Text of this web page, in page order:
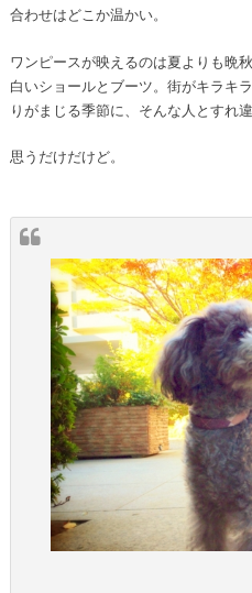
合わせはどこか温かい。
ワンピースが映えるのは夏よりも晩
白いショールとブーツ。街がキラキ
りがまじる季節に、そんな人とすれ
思うだけだけど。